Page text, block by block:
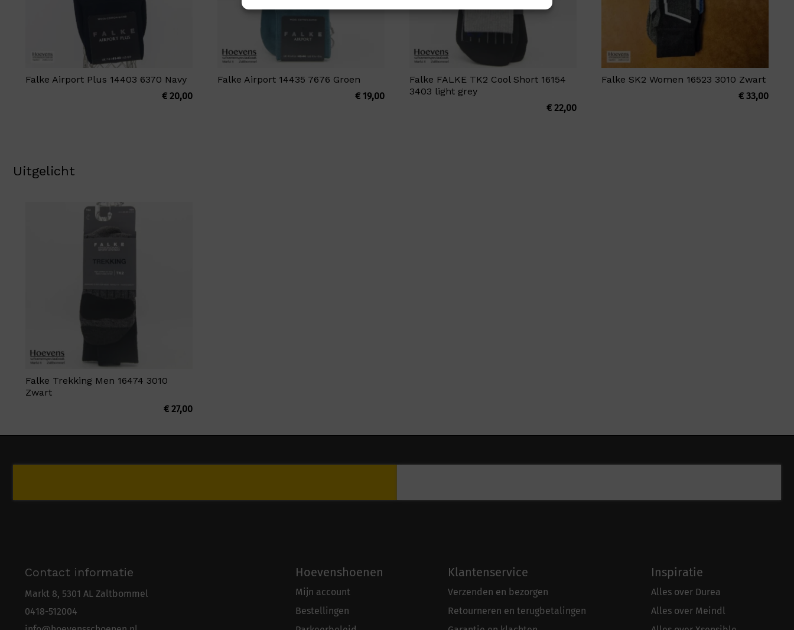
Falke Airport Plus 14403 6370 Navy
€20,00
Falke Airport 14435 7676 Groen
€19,00
Falke FALKE TK2 Cool Short 16154
3403 light grey
€22,00
Falke SK2 Women 16523 3010 Zwart
€33,00
Uitgelicht
Falke Trekking Men 16474 3010
Zwart
€27,00
Contact informatie
Markt 8, 5301 AL Zaltbommel
0418-512004
Hoevenshoenen
Mijn account
Bestellingen
Klantenservice
Verzenden en bezorgen
Retourneren en terugbetalingen
Inspiratie
Alles over Durea
Alles over Meindl